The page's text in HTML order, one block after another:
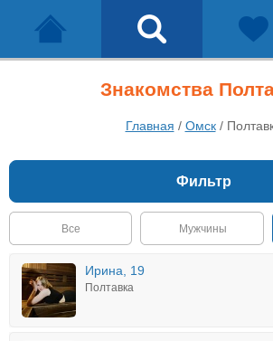
Знакомства
Главная / Омск/
Фильтр
Все Мужчины
Ирина, 19
Полтавка